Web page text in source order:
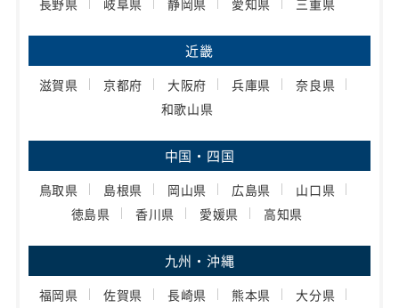
近畿
滋賀県 京都府 大阪府 兵庫県
奈良県
和歌山県
中国・四国
鳥取県 島根県 岡山県 広島県
山口県
徳島県
香川県 愛媛県 高知県
九州・沖縄
福岡県 佐賀県 長崎県 熊本県
大分県